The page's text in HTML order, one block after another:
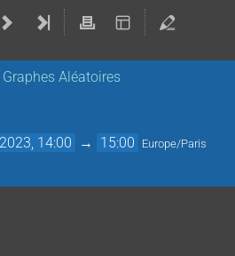
Aléatoires
14:00 → 15:00 Europe/Paris